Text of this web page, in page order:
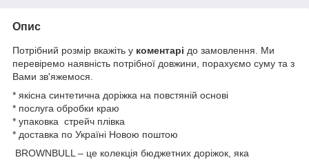
Опис
Потрібний розмір вкажіть у коментарі до замовлення. Ми
перевіремо наявність потрібної довжини, порахуємо суму та з
Вами зв'яжемося.
* якісна синтетична доріжка на повстяній основі
* послуга обробки краю
* упаковка стрейч плівка
* доставка по Україні Новою поштою
BROWNBULL – це колекція бюджетних доріжок, яка